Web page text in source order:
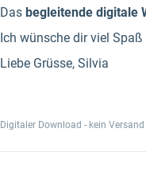
Das begleitende digitale
Ich wünsche dir viel
Liebe Grüsse, Silvia
Digitaler Download - kein Versand